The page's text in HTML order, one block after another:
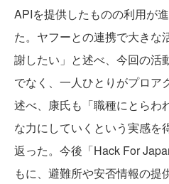
APIを提供したものの利用が
た。ヤフーとの連携で大きな
謝したい」と述べ、今回の活
でなく、一人ひとりがプロア
述べ、康氏も「職種にとらわ
な力にしていくという実感を
返った。今後「Hack For
もに、避難所や安否情報の提